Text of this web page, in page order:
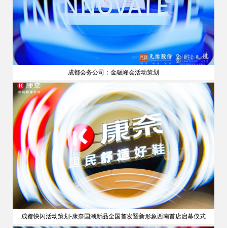
成都会务公司：金融峰会活动策划
成都快闪活动策划-康奈国潮新品全国首发暨新形象西南首店启幕仪式